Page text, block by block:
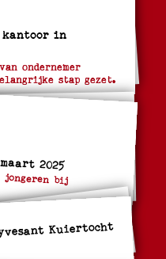
in
ondernemer
stap gezet.
2025
bij
Kuiertocht